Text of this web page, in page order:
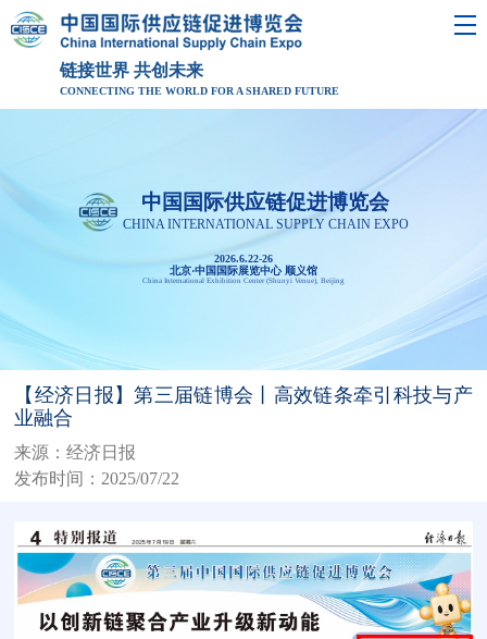
链接世界 共创未来
CONNECTING THE WORLD FOR A SHARED FUTURE
中国国际供应链促进博览会
CHINA INTERNATIONAL SUPPLY CHAIN EXPO
2026.6.22-26
北京·中国国际展览中心 顺义馆
China International Exhibition Center (Shunyi Venue), Beijing
【经济日报】第三届链博会丨高效链条牵引科技与产
业融合
来源：经济日报
发布时间：2025/07/22